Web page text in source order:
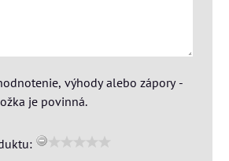
výhody alebo zápory -
je povinná.